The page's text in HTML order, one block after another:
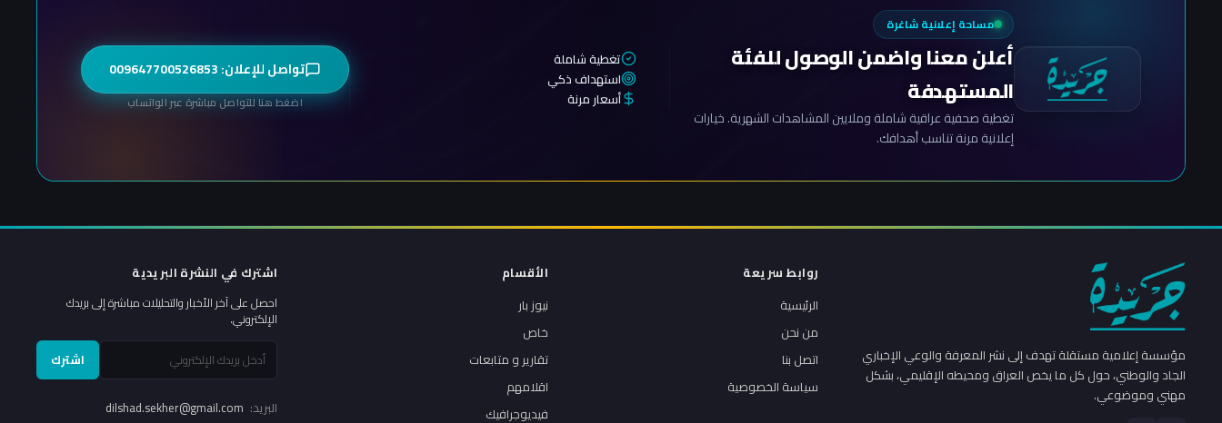
مساحة إعلانية شاغرة
أعلن معنا واضمن الوصول للفئة
المستهدفة
تغطية صحفية عراقية شاملة وملايين المشاهدات الشهرية. خيارات
إعلانية مرنة تناسب أهدافك.
تغطية شاملة
استهداف ذكي
أسعار مرنة
تواصل للإعلان: 009647700526853
اضغط هنا للتواصل مباشرة عبر الواتساب
مؤسسة إعلامية مستقلة تهدف إلى نشر المعرفة والوعي الإخباري
الجاد والوطني، حول كل ما يخص العراق ومحيطه الإقليمي، بشكل
مهني وموضوعي.
روابط سريعة
الرئيسية
من نحن
اتصل بنا
سياسة الخصوصية
الأقسام
نيوز بار
خاص
تقارير و متابعات
اقلامهم
فيديوجرافيك
اشترك في النشرة البريدية
احصل على آخر الأخبار والتحليلات مباشرة إلى بريدك
الإلكتروني.
اشترك
البريد: